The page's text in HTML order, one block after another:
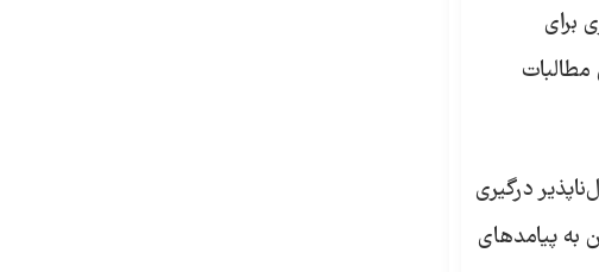
برای
درگیری
به پیامدهای